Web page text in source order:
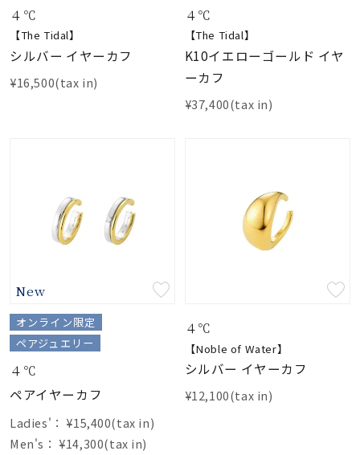
ファッションテイス
ト
着用シーン
レディース
リングサイズ
リングサイズ
価格
在庫 在庫ありのみ
４℃
【The Tidal】
シルバー イヤーカフ
¥16,500(tax in)
４℃
【The Tidal】
K10イエローゴールド イヤ
ーカフ
¥37,400(tax in)
New
オンライン限定
ペアジュエリー
４℃
ペアイヤーカフ
Ladies'： ¥15,400(tax in)
Men's： ¥14,300(tax in)
４℃
【Noble of Water】
シルバー イヤーカフ
¥12,100(tax in)